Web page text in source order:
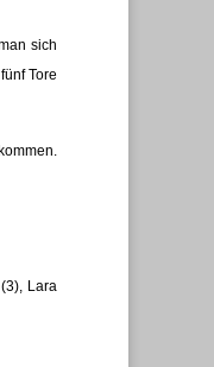
sich
Tore
Lara